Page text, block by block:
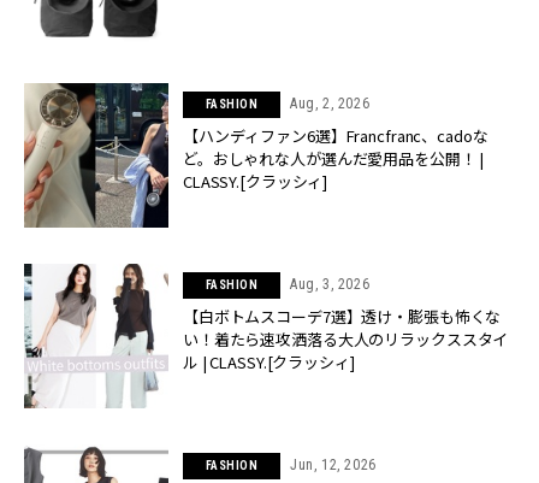
FASHION Aug, 2, 2026
【ハンディファン6選】Francfranc、cadoな
ど。おしゃれな人が選んだ愛用品を公開！ |
CLASSY.[クラッシィ]
FASHION Aug, 3, 2026
【白ボトムスコーデ7選】透け・膨張も怖くな
い！着たら速攻洒落る大人のリラックススタイ
ル | CLASSY.[クラッシィ]
FASHION Jun, 12, 2026